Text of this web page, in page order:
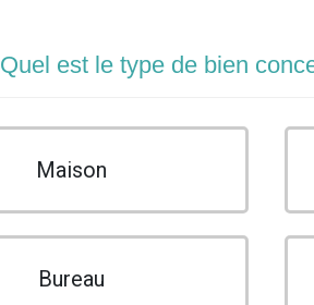
Quel est le type de bien
Maison
Bureau